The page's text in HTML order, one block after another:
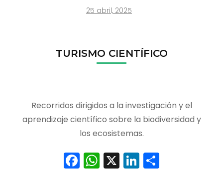
25 abril, 2025
TURISMO CIENTÍFICO
Recorridos dirigidos a la investigación y el
aprendizaje científico sobre la biodiversidad y
los ecosistemas.
Facebook
WhatsApp
X LinkedIn